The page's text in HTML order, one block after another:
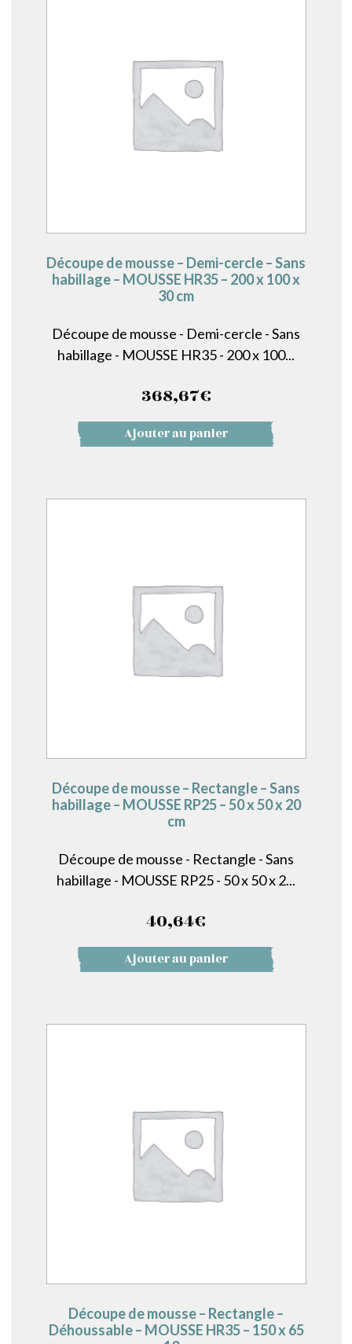
Découpe de mousse – Demi-cercle – Sans
habillage – MOUSSE HR35 – 200 x 100 x
30 cm
Découpe de mousse - Demi-cercle - Sans
habillage - MOUSSE HR35 - 200 x 100...
368,67€
Ajouter au panier
Découpe de mousse – Rectangle – Sans
habillage – MOUSSE RP25 – 50 x 50 x 20
cm
Découpe de mousse - Rectangle - Sans
habillage - MOUSSE RP25 - 50 x 50 x 2...
40,64€
Ajouter au panier
Découpe de mousse – Rectangle –
Déhoussable – MOUSSE HR35 – 150 x 65